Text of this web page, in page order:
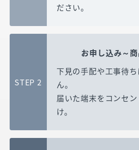
ださい。
STEP 2
お申し込み～
下見の手配や工事待
ん。
届いた端末をコンセ
け。